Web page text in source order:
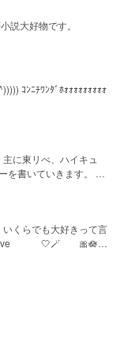
説大好物です。
ｺﾝﾆﾁﾜﾝﾀﾞﾎｫｫｫｫｫｫｫｫｫ
に東リべ、ハイキュ
を書いていきます。 初
大好きって言
‎🤍🪄︎︎ 🎀🪷